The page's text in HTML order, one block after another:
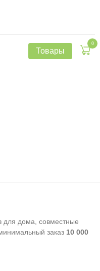
Товары
0
для дома, совместные
заказ 10 000